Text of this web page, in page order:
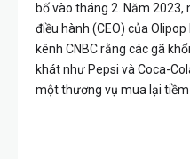
bố vào tháng 2. Năm
điều hành (CEO) của
kênh CNBC rằng các gã
khát như Pepsi và Coca-
một thương vụ mua lại tiềm